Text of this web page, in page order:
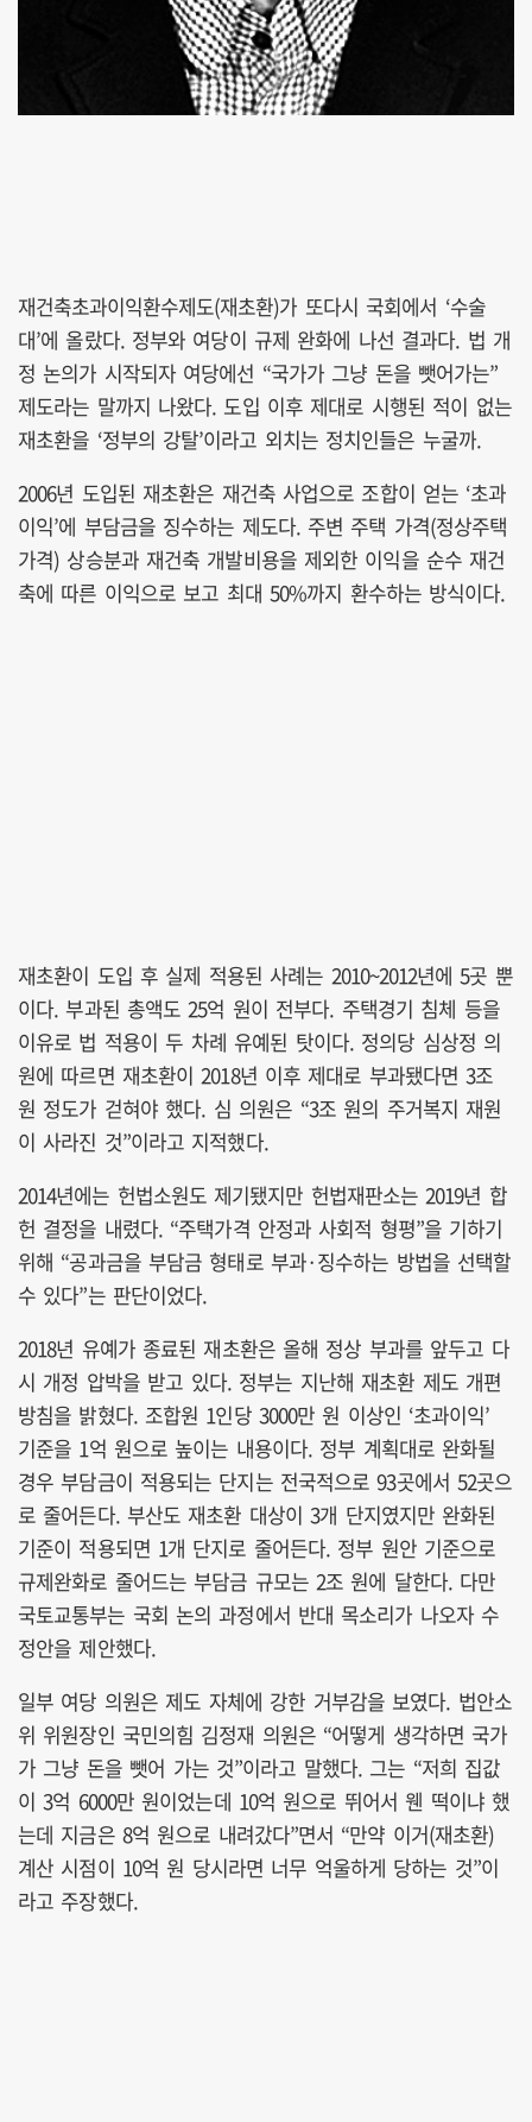
재건축초과이익환수제도(재초환)가 또다시 국회에서 ‘수술
대’에 올랐다. 정부와 여당이 규제 완화에 나선 결과다. 법 개
정 논의가 시작되자 여당에선 “국가가 그냥 돈을 뺏어가는”
제도라는 말까지 나왔다. 도입 이후 제대로 시행된 적이 없는
재초환을 ‘정부의 강탈’이라고 외치는 정치인들은 누굴까.
2006년 도입된 재초환은 재건축 사업으로 조합이 얻는 ‘초과
이익’에 부담금을 징수하는 제도다. 주변 주택 가격(정상주택
가격) 상승분과 재건축 개발비용을 제외한 이익을 순수 재건
축에 따른 이익으로 보고 최대 50%까지 환수하는 방식이다.
재초환이 도입 후 실제 적용된 사례는 2010~2012년에 5곳 뿐
이다. 부과된 총액도 25억 원이 전부다. 주택경기 침체 등을
이유로 법 적용이 두 차례 유예된 탓이다. 정의당 심상정 의
원에 따르면 재초환이 2018년 이후 제대로 부과됐다면 3조
원 정도가 걷혀야 했다. 심 의원은 “3조 원의 주거복지 재원
이 사라진 것”이라고 지적했다.
2014년에는 헌법소원도 제기됐지만 헌법재판소는 2019년 합
헌 결정을 내렸다. “주택가격 안정과 사회적 형평”을 기하기
위해 “공과금을 부담금 형태로 부과·징수하는 방법을 선택할
수 있다”는 판단이었다.
2018년 유예가 종료된 재초환은 올해 정상 부과를 앞두고 다
시 개정 압박을 받고 있다. 정부는 지난해 재초환 제도 개편
방침을 밝혔다. 조합원 1인당 3000만 원 이상인 ‘초과이익’
기준을 1억 원으로 높이는 내용이다. 정부 계획대로 완화될
경우 부담금이 적용되는 단지는 전국적으로 93곳에서 52곳으
로 줄어든다. 부산도 재초환 대상이 3개 단지였지만 완화된
기준이 적용되면 1개 단지로 줄어든다. 정부 원안 기준으로
규제완화로 줄어드는 부담금 규모는 2조 원에 달한다. 다만
국토교통부는 국회 논의 과정에서 반대 목소리가 나오자 수
정안을 제안했다.
일부 여당 의원은 제도 자체에 강한 거부감을 보였다. 법안소
위 위원장인 국민의힘 김정재 의원은 “어떻게 생각하면 국가
가 그냥 돈을 뺏어 가는 것”이라고 말했다. 그는 “저희 집값
이 3억 6000만 원이었는데 10억 원으로 뛰어서 웬 떡이냐 했
는데 지금은 8억 원으로 내려갔다”면서 “만약 이거(재초환)
계산 시점이 10억 원 당시라면 너무 억울하게 당하는 것”이
라고 주장했다.